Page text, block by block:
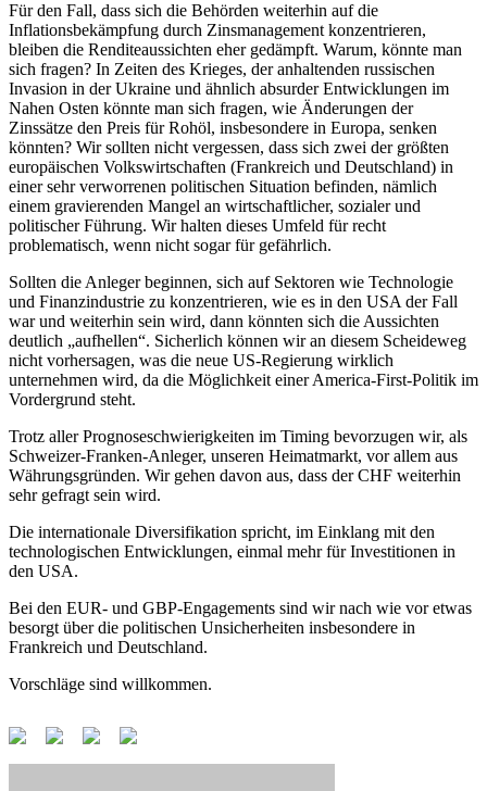
Für den Fall, dass sich die Behörden weiterhin auf die
Inflationsbekämpfung durch Zinsmanagement konzentrieren,
bleiben die Renditeaussichten eher gedämpft. Warum, könnte man
sich fragen? In Zeiten des Krieges, der anhaltenden russischen
Invasion in der Ukraine und ähnlich absurder Entwicklungen im
Nahen Osten könnte man sich fragen, wie Änderungen der
Zinssätze den Preis für Rohöl, insbesondere in Europa, senken
könnten? Wir sollten nicht vergessen, dass sich zwei der größten
europäischen Volkswirtschaften (Frankreich und Deutschland) in
einer sehr verworrenen politischen Situation befinden, nämlich
einem gravierenden Mangel an wirtschaftlicher, sozialer und
politischer Führung. Wir halten dieses Umfeld für recht
problematisch, wenn nicht sogar für gefährlich.
Sollten die Anleger beginnen, sich auf Sektoren wie Technologie
und Finanzindustrie zu konzentrieren, wie es in den USA der Fall
war und weiterhin sein wird, dann könnten sich die Aussichten
deutlich „aufhellen“. Sicherlich können wir an diesem Scheideweg
nicht vorhersagen, was die neue US-Regierung wirklich
unternehmen wird, da die Möglichkeit einer America-First-Politik im
Vordergrund steht.
Trotz aller Prognoseschwierigkeiten im Timing bevorzugen wir, als
Schweizer-Franken-Anleger, unseren Heimatmarkt, vor allem aus
Währungsgründen. Wir gehen davon aus, dass der CHF weiterhin
sehr gefragt sein wird.
Die internationale Diversifikation spricht, im Einklang mit den
technologischen Entwicklungen, einmal mehr für Investitionen in
den USA.
Bei den EUR- und GBP-Engagements sind wir nach wie vor etwas
besorgt über die politischen Unsicherheiten insbesondere in
Frankreich und Deutschland.
Vorschläge sind willkommen.